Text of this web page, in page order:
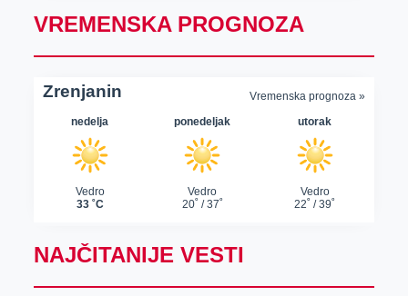
VREMENSKA PROGNOZA
NAJČITANIJE VESTI